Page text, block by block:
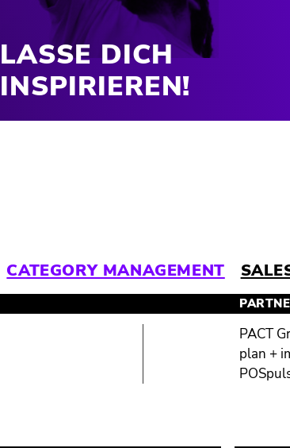
LASSE DICH
INSPIRIEREN!
CATEGORY MANAGEMENT
PACT
plan +